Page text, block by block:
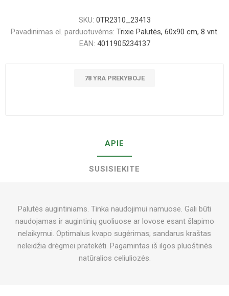
SKU: 0TR2310_23413
Pavadinimas el. parduotuvėms: Trixie Palutės, 60x90 cm, 8 vnt.
EAN: 4011905234137
78 YRA PREKYBOJE
APIE
SUSISIEKITE
Palutės augintiniams. Tinka naudojimui namuose. Gali būti
naudojamas ir augintinių guoliuose ar lovose esant šlapimo
nelaikymui. Optimalus kvapo sugėrimas; sandarus kraštas
neleidžia drėgmei pratekėti. Pagamintas iš ilgos pluoštinės
natūralios celiuliozės.